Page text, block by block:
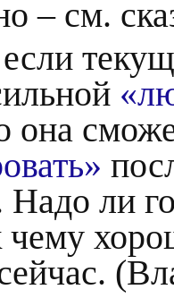
– см.
Надо ли
чему